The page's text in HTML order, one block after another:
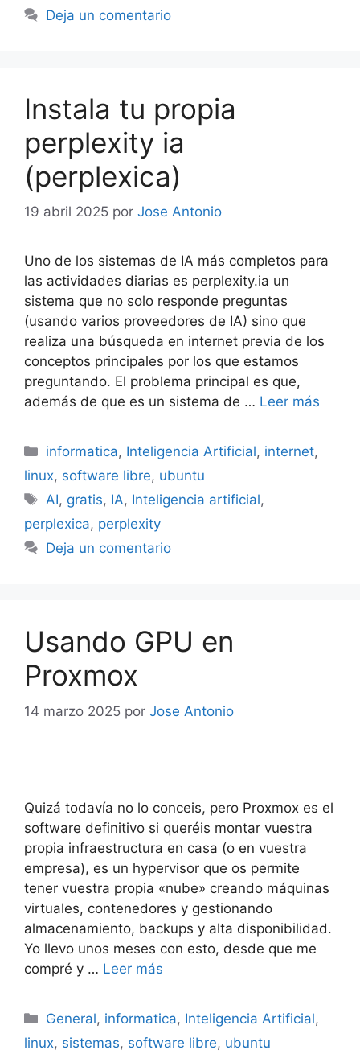
Deja un comentario
Instala tu propia
perplexity ia
(perplexica)
19 abril 2025 por Jose Antonio
Uno de los sistemas de IA más completos para
las actividades diarias es perplexity.ia un
sistema que no solo responde preguntas
(usando varios proveedores de IA) sino que
realiza una búsqueda en internet previa de los
conceptos principales por los que estamos
preguntando. El problema principal es que,
además de que es un sistema de … Leer más
Categorías
informatica, Inteligencia Artificial, internet,
linux, software libre, ubuntu
Etiquetas
AI, gratis, IA, Inteligencia artificial,
perplexica, perplexity
Deja un comentario
Usando GPU en
Proxmox
14 marzo 2025 por Jose Antonio
Quizá todavía no lo conceis, pero Proxmox es el
software definitivo si queréis montar vuestra
propia infraestructura en casa (o en vuestra
empresa), es un hypervisor que os permite
tener vuestra propia «nube» creando máquinas
virtuales, contenedores y gestionando
almacenamiento, backups y alta disponibilidad.
Yo llevo unos meses con esto, desde que me
compré y … Leer más
Categorías
General, informatica, Inteligencia Artificial,
linux, sistemas, software libre, ubuntu